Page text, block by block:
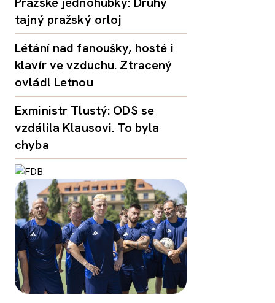
tajný pražský orloj
Létání nad fanoušky, hosté i
klavír ve vzduchu. Ztracený
ovládl Letnou
Exministr Tlustý: ODS se
vzdálila Klausovi. To byla
chyba